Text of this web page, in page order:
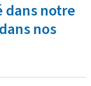
dans notre
nos